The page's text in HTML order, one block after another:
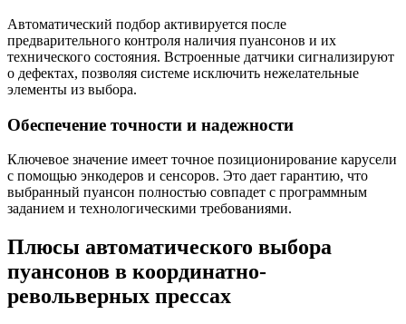
Автоматический подбор активируется после
предварительного контроля наличия пуансонов и их
технического состояния. Встроенные датчики сигнализируют
о дефектах, позволяя системе исключить нежелательные
элементы из выбора.
Обеспечение точности и надежности
Ключевое значение имеет точное позиционирование карусели
с помощью энкодеров и сенсоров. Это дает гарантию, что
выбранный пуансон полностью совпадет с программным
заданием и технологическими требованиями.
Плюсы автоматического выбора
пуансонов в координатно-
револьверных прессах